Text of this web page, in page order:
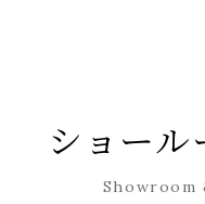
ショー
Showroom